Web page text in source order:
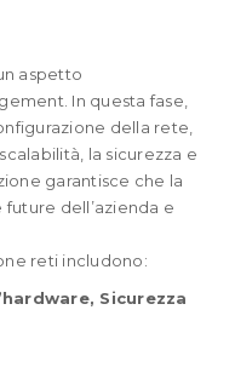
aspetto
In questa fase,
della rete,
la sicurezza e
garantisce che la
dell’azienda e
reti includono:
Sicurezza